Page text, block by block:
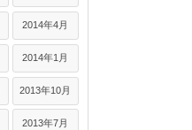
2014年4月
2014年1月
2013年10月
2013年7月